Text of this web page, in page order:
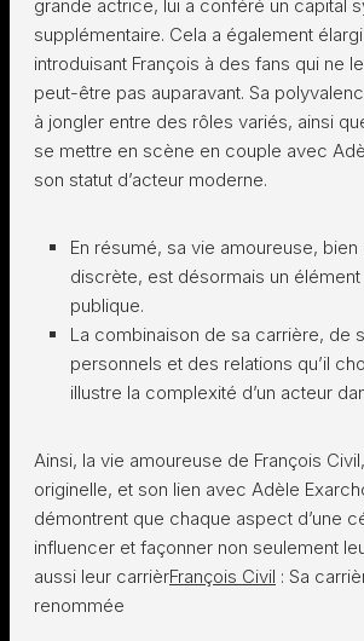
grande actrice, lui a conféré un capital
supplémentaire. Cela a également
introduisant François à des fans qui ne
peut-être pas auparavant. Sa
à jongler entre des rôles variés, ainsi
se mettre en scène en couple avec
son statut d’acteur moderne.
En résumé, sa vie amoureuse,
discrète, est désormais un
publique.
La combinaison de sa carrière, de
personnels et des relations qu’il
illustre la complexité d’un acteur
Ainsi, la vie amoureuse de François
originelle, et son lien avec Adèle
démontrent que chaque aspect d’une
influencer et façonner non seulement
aussi leur carrièrFrançois Civil : Sa
renommée